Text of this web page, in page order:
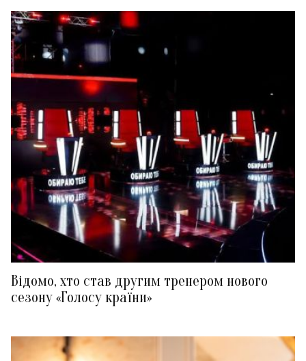
Відомо, хто став другим тренером нового
сезону «Голосу країни»